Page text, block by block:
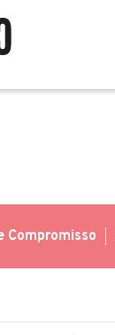
Compromisso